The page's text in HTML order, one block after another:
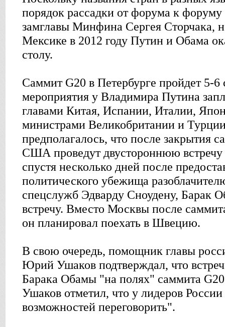
порядок рассадки от форума к
замглавы Минфина Сергея Сторчака,
Мексике в 2012 году Путин и Обама
столу.
Саммит G20 в Петербурге пройдет 5-
мероприятия у Владимира Путина
главами Китая, Испании, Италии,
министрами Великобритании и
предполагалось, что после закрытия
США проведут двустороннюю встречу
спустя несколько дней после
политического убежища
спецслужб Эдварду Сноудену, Барак
встречу. Вместо Москвы после
он планировал поехать в Швецию.
В свою очередь, помощник главы
Юрий Ушаков подтверждал, что
Барака Обамы "на полях" саммита
Ушаков отметил, что у лидеров
возможностей переговорить".